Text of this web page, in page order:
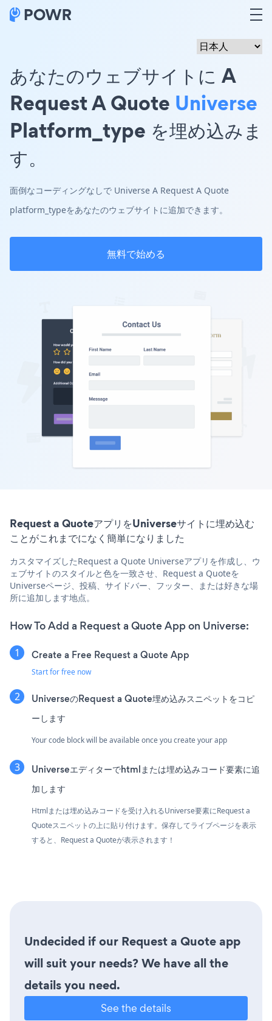
あなたのウェブサイトに A
Request A Quote Universe
Platform_type を埋め込みま
す。
面倒なコーディングなしで Universe A Request A Quote
platform_typeをあなたのウェブサイトに追加できます。
無料で始める
Request a QuoteアプリをUniverseサイトに埋め込む
ことがこれまでになく簡単になりました
カスタマイズしたRequest a Quote Universeアプリを作成し、ウ
ェブサイトのスタイルと色を一致させ、Request a Quoteを
Universeページ、投稿、サイドバー、フッター、または好きな場
所に追加します地点。
How To Add a Request a Quote App on Universe:
Create a Free Request a Quote App
Start for free now
UniverseのRequest a Quote埋め込みスニペットをコピ
ーします
Your code block will be available once you create your app
Universeエディターでhtmlまたは埋め込みコード要素に追
加します
Htmlまたは埋め込みコードを受け入れるUniverse要素にRequest a
Quoteスニペットの上に貼り付けます。保存してライブページを表示
すると、Request a Quoteが表示されます！
Undecided if our Request a Quote app
will suit your needs? We have all the
details you need.
See the details